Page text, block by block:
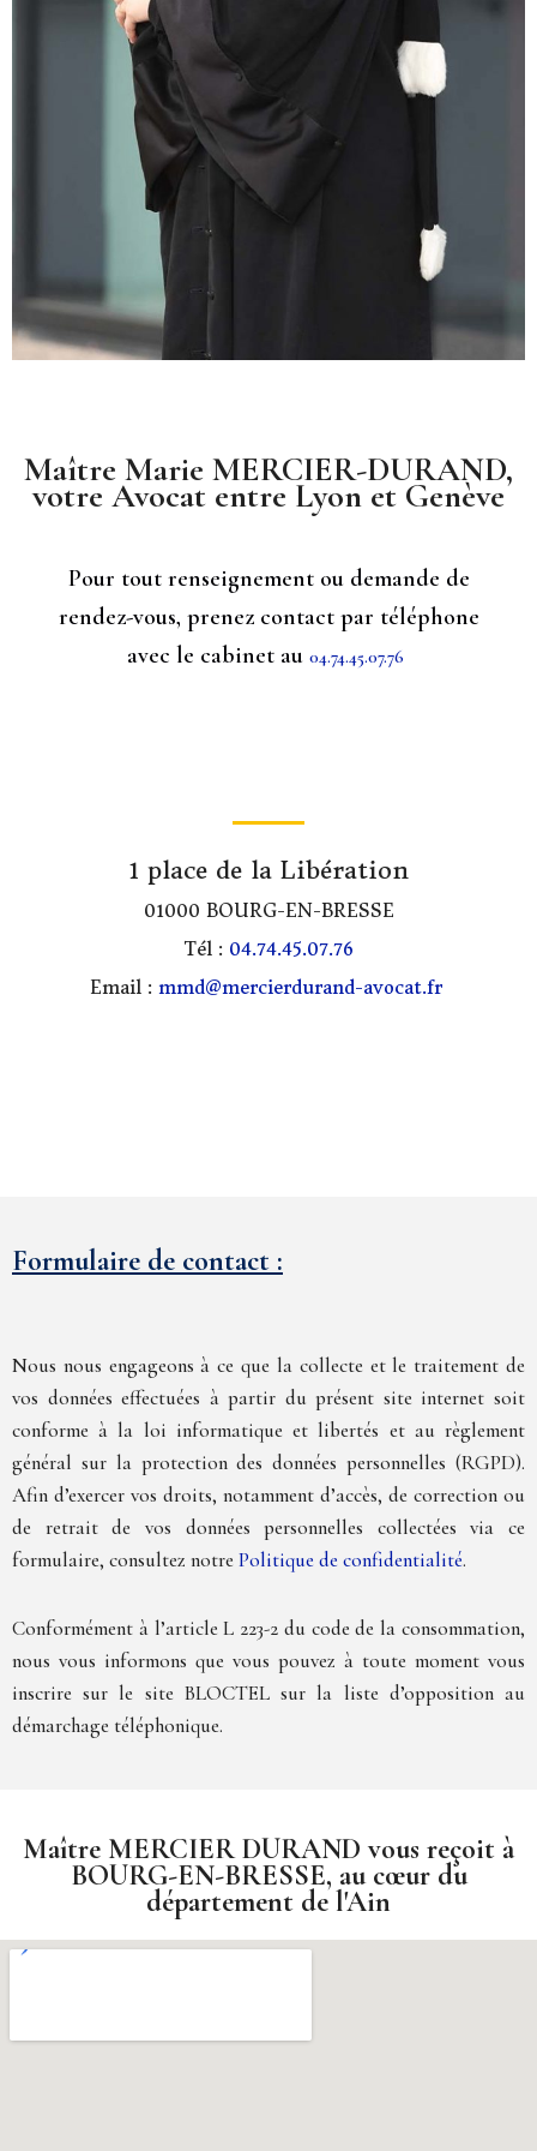
Maître Marie MERCIER-DURAND,
votre Avocat entre Lyon et Genève
Pour tout renseignement ou demande de
rendez-vous, prenez contact par téléphone
avec le cabinet au 04.74.45.07.76
1 place de la Libération
01000 BOURG-EN-BRESSE
Tél : 04.74.45.07.76
Email : mmd@mercierdurand-avocat.fr
Formulaire de contact :
Nous nous engageons à ce que la collecte et le traitement de
vos données effectuées à partir du présent site internet soit
conforme à la loi informatique et libertés et au règlement
général sur la protection des données personnelles (RGPD).
Afin d’exercer vos droits, notamment d’accès, de correction ou
de retrait de vos données personnelles collectées via ce
formulaire, consultez notre Politique de confidentialité.
Conformément à l’article L 223-2 du code de la consommation,
nous vous informons que vous pouvez à toute moment vous
inscrire sur le site BLOCTEL sur la liste d’opposition au
démarchage téléphonique.
Maître MERCIER DURAND vous reçoit à
BOURG-EN-BRESSE, au cœur du
département de l'Ain